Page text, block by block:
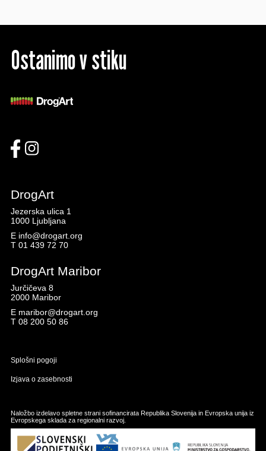
Ostanimo v stiku
DrogArt
Jezerska ulica 1
1000 Ljubljana
E info@drogart.org
T 01 439 72 70
DrogArt Maribor
Jurčičeva 8
2000 Maribor
E maribor@drogart.org
T 08 200 50 86
Splošni pogoji
Izjava o zasebnosti
Naložbo izdelavo spletne strani sofinancirata Republika Slovenija in Evropska unija iz
Evropskega sklada za regionalni razvoj.